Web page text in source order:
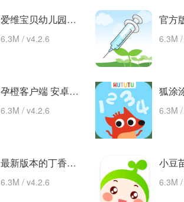
爱维宝贝幼儿园管理平台 app下载
6.3M / v4.2.6 6.3M
孕橙客户端 安卓下载
6.3M / v4.2.6 6.3M
最新版本的丁香妈妈app 安卓版
6.3M / v4.2.6 6.3M